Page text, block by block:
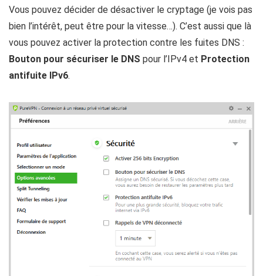
Vous pouvez décider de désactiver le cryptage (je vois pas
bien l’intérêt, peut être pour la vitesse…). C’est aussi que là
vous pouvez activer la protection contre les fuites DNS :
Bouton pour sécuriser le DNS pour l’IPv4 et Protection
antifuite IPv6.